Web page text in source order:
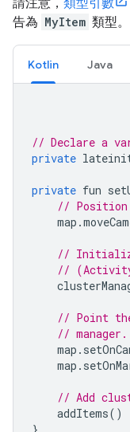
告為 MyItem 類型。
Kotlin Java
// Declare a
private
private fun
// Position
map .
// Initialize
// (Activity
// Point
// manager.
map .
map .
// Add
addItems()